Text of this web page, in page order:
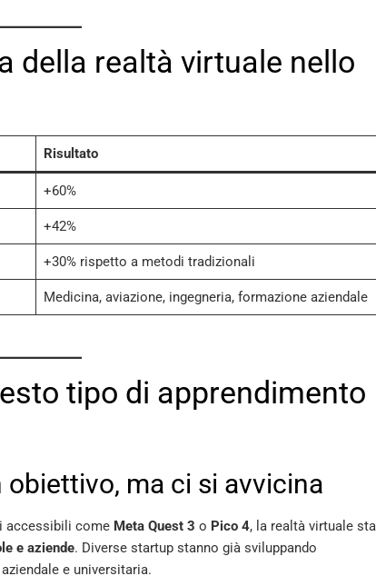
della realtà virtuale nello
Risultato
+60%
+42%
+30% rispetto a metodi tradizionali
Medicina, aviazione, ingegneria, formazione aziendale
tipo di apprendimento
obiettivo, ma ci si avvicina
accessibili come Meta Quest 3 o Pico 4, la realtà virtuale sta
e aziende. Diverse startup stanno già sviluppando
e universitaria.